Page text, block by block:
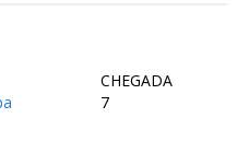
CHEGADA
7